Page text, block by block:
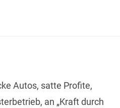
Autos, satte Profite,
an „Kraft durch